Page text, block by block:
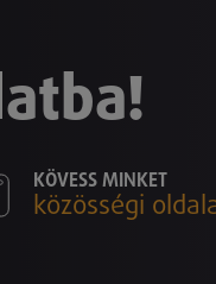
KÖVESS MINKET
közösségi